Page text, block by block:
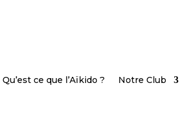
Qu’est ce que l’Aïkido ? Notre Club